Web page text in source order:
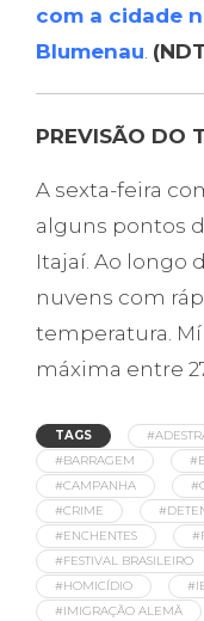
com a cidade
Blumenau.
PREVISÃO DO
A sexta-feira
alguns pontos
Itajaí. Ao longo
nuvens com
temperatura.
máxima entre
TAGS
#BARRAGEM
#CAMPANHA
#CRIME
#ENCHENTES
#FESTIVAL BRASILEIRO
#HOMICÍDIO
#IMIGRAÇÃO ALEMÃ